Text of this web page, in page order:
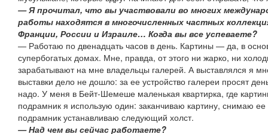
— Я прочитал, что вы участвовали во многих
работы находятся в многочисленных частных
Франции, России и Израиле… Когда вы все успеваете?
— Работаю по двенадцать часов в день. Картины — да, в
супербогатых домах. Мне, правда, от этого ни жарко, ни
зарабатывают на мне владельцы галерей. А выставлялся я
выставки дело не дошло: за ее устройство галереи просят
надо. У меня в Бейт-Шемеше маленькая квартирка, где
подрамник я использую один: заканчиваю картину, снимаю
подрамник устанавливаю следующий холст.
— Над чем вы сейчас работаете?